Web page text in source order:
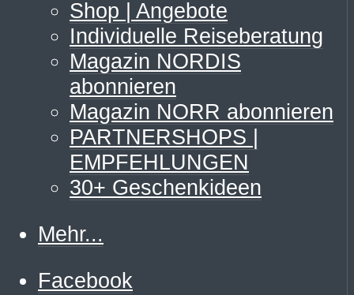
Shop | Angebote
Individuelle Reiseberatung
Magazin NORDIS
abonnieren
Magazin NORR abonnieren
PARTNERSHOPS |
EMPFEHLUNGEN
30+ Geschenkideen
Mehr...
Facebook